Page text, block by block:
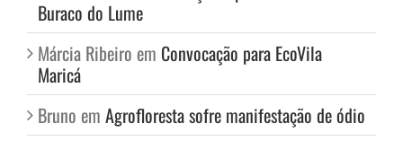
Buraco do Lume
Márcia Ribeiro em Convocação para EcoVila
Maricá
Bruno em Agrofloresta sofre manifestação de ódio